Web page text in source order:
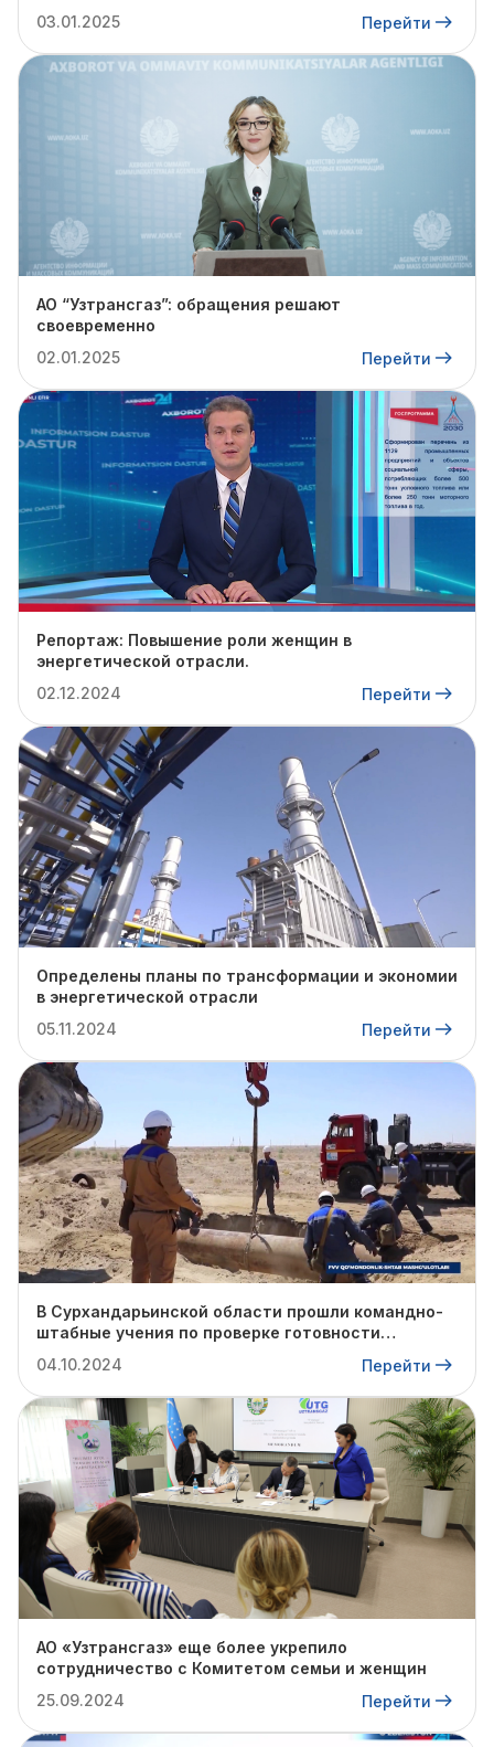
03.01.2025
Перейти
АО “Узтрансгаз”: обращения решают
своевременно
02.01.2025
Перейти
Репортаж: Повышение роли женщин в
энергетической отрасли.
02.12.2024
Перейти
Определены планы по трансформации и экономии
в энергетической отрасли
05.11.2024
Перейти
В Сурхандарьинской области прошли командно-
штабные учения по проверке готовности
отопительному сезону.
04.10.2024 Перейти
АО «Узтрансгаз» еще более укрепило
сотрудничество с Комитетом семьи и женщин
25.09.2024
Перейти